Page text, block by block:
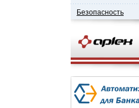
Безопасность